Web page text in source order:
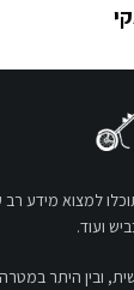
למצוא מידע רב
ועוד.
ובין היתר